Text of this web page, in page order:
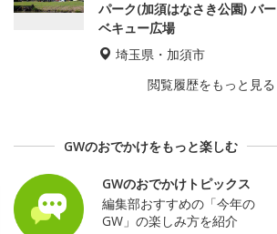
パーク(加須はなさき公園) バー
ベキュー広場
埼玉県・加須市
閲覧履歴をもっと見る
GWのおでかけをもっと楽しむ
GWのおでかけトピックス
編集部おすすめの「今年の
GW」の楽しみ方を紹介